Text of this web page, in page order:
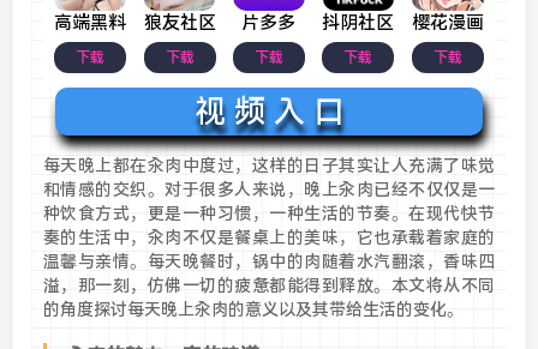
高端黑料
下载
狼友社区
下载
片多多
下载
抖阴社区
下载
樱花漫画
下载
视 频 入 口
每天晚上都在汆肉中度过，这样的日子其实让人充满了味觉
和情感的交织。对于很多人来说，晚上汆肉已经不仅仅是一
种饮食方式，更是一种习惯，一种生活的节奏。在现代快节
奏的生活中，汆肉不仅是餐桌上的美味，它也承载着家庭的
温馨与亲情。每天晚餐时，锅中的肉随着水汽翻滚，香味四
溢，那一刻，仿佛一切的疲惫都能得到释放。本文将从不同
的角度探讨每天晚上汆肉的意义以及其带给生活的变化。